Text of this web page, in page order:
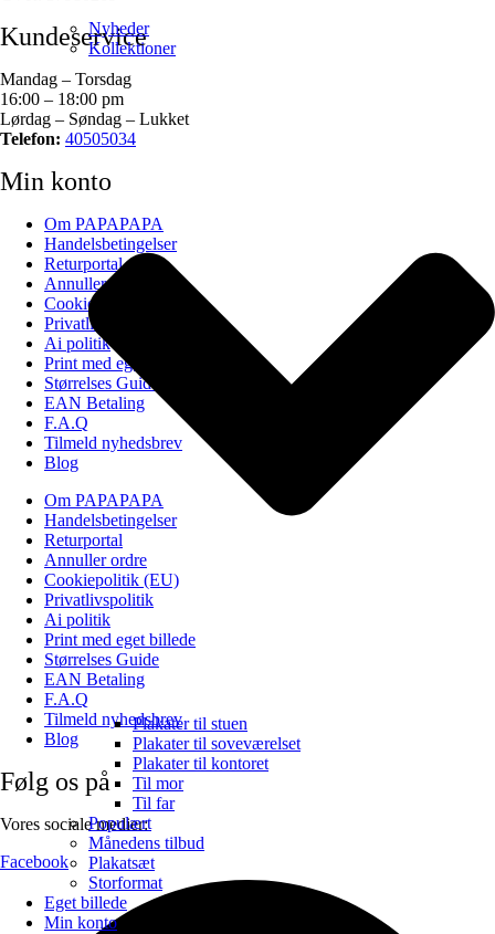
Nyheder
Kollektioner
Plakater til stuen
Plakater til soveværelset
Plakater til kontoret
Til mor
Til far
Populært
Månedens tilbud
Plakatsæt
Storformat
Eget billede
Min konto
Kundeservice
Mandag – Torsdag
16:00 – 18:00 pm
Lørdag – Søndag – Lukket
Telefon: 40505034
Min konto
Om PAPAPAPA
Handelsbetingelser
Returportal
Annuller ordre
Cookiepolitik (EU)
Privatlivspolitik
Ai politik
Print med eget billede
Størrelses Guide
EAN Betaling
F.A.Q
Tilmeld nyhedsbrev
Blog
Om PAPAPAPA
Handelsbetingelser
Returportal
Annuller ordre
Cookiepolitik (EU)
Privatlivspolitik
Ai politik
Print med eget billede
Størrelses Guide
EAN Betaling
F.A.Q
Tilmeld nyhedsbrev
Blog
Følg os på
Vores sociale medier:
Facebook